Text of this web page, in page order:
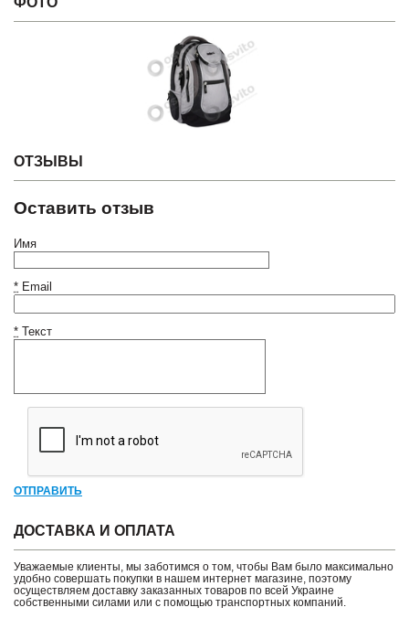
ОТЗЫВЫ
Оставить отзыв
Имя
* Email
* Текст
ОТПРАВИТЬ
ДОСТАВКА И ОПЛАТА
Уважаемые клиенты, мы заботимся о том, чтобы Вам было максимально
удобно совершать покупки в нашем интернет магазине, поэтому
осуществляем доставку заказанных товаров по всей Украине
собственными силами или с помощью транспортных компаний.